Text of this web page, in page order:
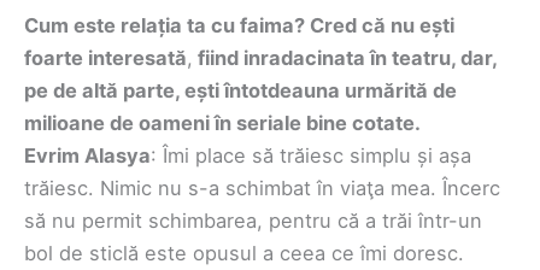
Cum este relația ta cu faima? Cred că nu ești
foarte interesată, fiind inradacinata în teatru, dar,
pe de altă parte, ești întotdeauna urmărită de
milioane de oameni în seriale bine cotate.
Evrim Alasya: Îmi place să trăiesc simplu și așa
trăiesc. Nimic nu s-a schimbat în viaţa mea. Încerc
să nu permit schimbarea, pentru că a trăi într-un
bol de sticlă este opusul a ceea ce îmi doresc.